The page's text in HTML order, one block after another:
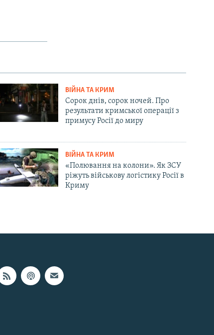
ВІЙНА ТА КРИМ
Сорок днів, сорок ночей. Про
результати кримської операції з
примусу Росії до миру
ВІЙНА ТА КРИМ
«Полювання на колони». Як ЗСУ
ріжуть військову логістику Росії в
Криму